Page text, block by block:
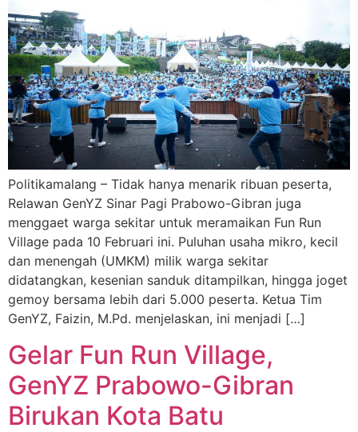
Politikamalang – Tidak hanya menarik ribuan peserta,
Relawan GenYZ Sinar Pagi Prabowo-Gibran juga
menggaet warga sekitar untuk meramaikan Fun Run
Village pada 10 Februari ini. Puluhan usaha mikro, kecil
dan menengah (UMKM) milik warga sekitar
didatangkan, kesenian sanduk ditampilkan, hingga joget
gemoy bersama lebih dari 5.000 peserta. Ketua Tim
GenYZ, Faizin, M.Pd. menjelaskan, ini menjadi […]
Gelar Fun Run Village,
GenYZ Prabowo-Gibran
Birukan Kota Batu